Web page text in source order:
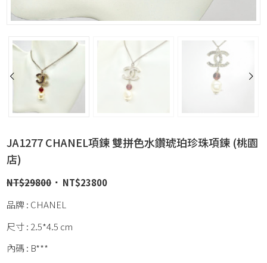
JA1277 CHANEL項鍊 雙拼色水鑽琥珀珍珠項鍊 (桃園
店)
NT$29800 NT$23800
品牌 : CHANEL
尺寸 : 2.5*4.5 cm
內碼 : B***